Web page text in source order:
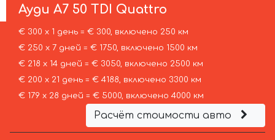
Ауди A7 50 TDI Quattro
€ 300 х 1 день = € 300, включено 250 км
€ 250 х 7 дней = € 1750, включено 1500 км
€ 218 х 14 дней = € 3050, включено 2500 км
€ 200 х 21 день = € 4188, включено 3300 км
€ 179 х 28 дней = € 5000, включено 4000 км
Расчёт стоимости авто